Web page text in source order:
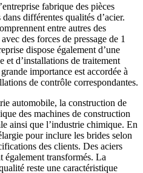
fabrique des pièces
différentes qualités d’acier.
entre autres des
des forces de pressage de 1
dispose également d’une
et d’installations de traitement
importance est accordée à
de contrôle correspondantes.
automobile, la construction de
des machines de construction
ainsi que l’industrie chimique. En
pour inclure les brides selon
des clients. Des aciers
également transformés. La
reste une caractéristique